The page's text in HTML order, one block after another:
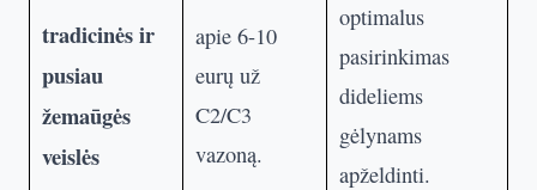
tradicinės ir
pusiau
žemaūgės
veislės
apie 6-10
eurų už
C2/C3
vazoną.
optimalus
pasirinkimas
dideliems
gėlynams
apželdinti.